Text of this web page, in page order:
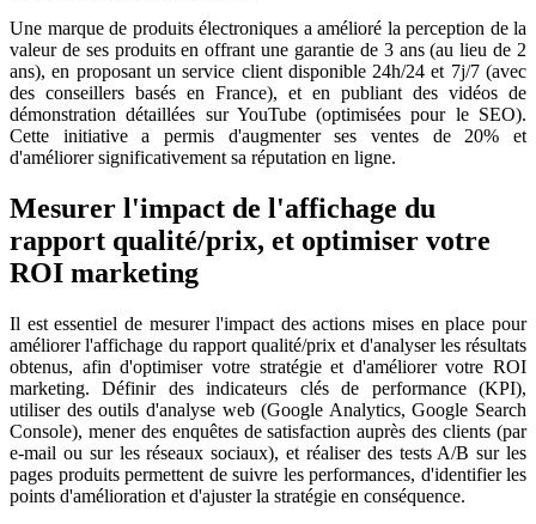
Une marque de produits électroniques a amélioré la perception de la
valeur de ses produits en offrant une garantie de 3 ans (au lieu de 2
ans), en proposant un service client disponible 24h/24 et 7j/7 (avec
des conseillers basés en France), et en publiant des vidéos de
démonstration détaillées sur YouTube (optimisées pour le SEO).
Cette initiative a permis d'augmenter ses ventes de 20% et
d'améliorer significativement sa réputation en ligne.
Mesurer l'impact de l'affichage du
rapport qualité/prix, et optimiser votre
ROI marketing
Il est essentiel de mesurer l'impact des actions mises en place pour
améliorer l'affichage du rapport qualité/prix et d'analyser les résultats
obtenus, afin d'optimiser votre stratégie et d'améliorer votre ROI
marketing. Définir des indicateurs clés de performance (KPI),
utiliser des outils d'analyse web (Google Analytics, Google Search
Console), mener des enquêtes de satisfaction auprès des clients (par
e-mail ou sur les réseaux sociaux), et réaliser des tests A/B sur les
pages produits permettent de suivre les performances, d'identifier les
points d'amélioration et d'ajuster la stratégie en conséquence.